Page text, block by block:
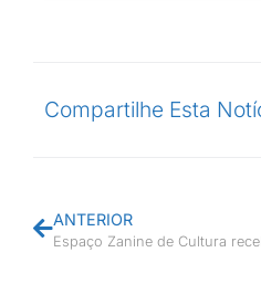
Compartilhe Esta
ANTERIOR